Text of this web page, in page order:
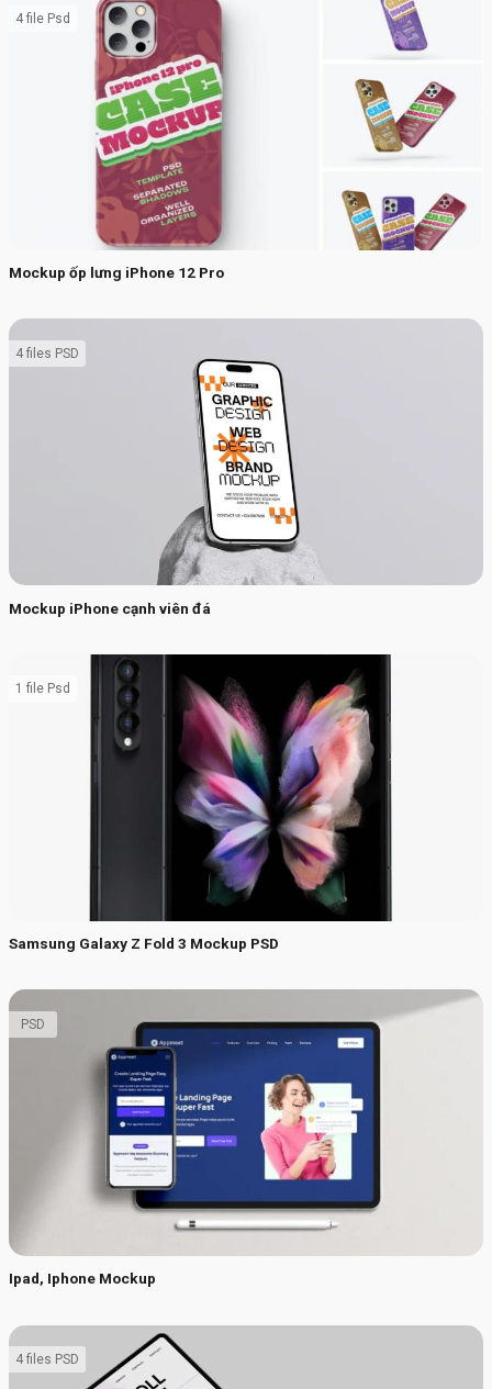
Mockup ốp lưng iPhone 12 Pro
4 file Psd
Mockup iPhone cạnh viên đá
4 files PSD
Samsung Galaxy Z Fold 3 Mockup PSD
1 file Psd
Ipad, Iphone Mockup
PSD
4 files PSD